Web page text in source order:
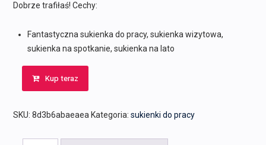
Dobrze trafiłaś! Cechy:
Fantastyczna sukienka do pracy, sukienka wizytowa,
sukienka na spotkanie, sukienka na lato
Kup teraz
SKU: 8d3b6abaeaea Kategoria: sukienki do pracy